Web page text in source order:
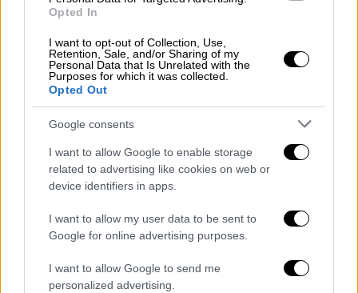
Opted In
I want to opt-out of Collection, Use,
Retention, Sale, and/or Sharing of my
Personal Data that Is Unrelated with the
Purposes for which it was collected.
Opted Out
Google consents
I want to allow Google to enable storage
related to advertising like cookies on web or
device identifiers in apps.
I want to allow my user data to be sent to
Google for online advertising purposes.
I want to allow Google to send me
personalized advertising.
Ad watchdog slams Zara over
https://t.co/cn4fI52GUt
pic.twitter.com/KR6Jj6jcua
— The Independent (@Independent)
August 6, 2025
Η «απολογία» της εταιρείας
Η Zara, από την πλευρά της, προχώρησε
άμεσα στην απόσυρση των εικόνων,
διευκρινίζοντας πως δεν είχε δεχτεί
καταγγελίες και ότι καμία φωτογραφία δεν
είχε υποστεί ουσιαστική επεξεργασία, πέρα